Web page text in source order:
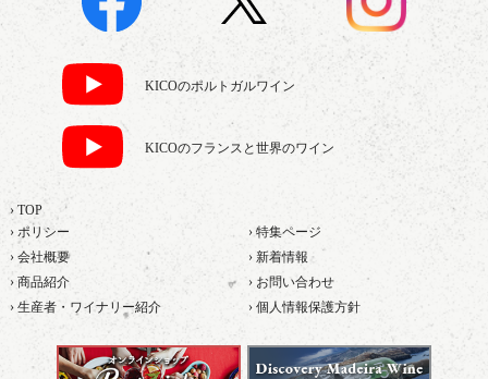
KICOのポルトガルワイン
KICOのフランスと世界のワイン
› TOP
› ポリシー
› 特集ページ
› 会社概要
› 新着情報
› 商品紹介
› お問い合わせ
› 生産者・ワイナリー紹介
› 個人情報保護方針